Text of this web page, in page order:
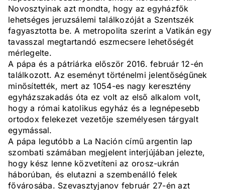
Novosztyinak azt mondta, hogy az egyházfők
lehetséges jeruzsálemi találkozóját a Szentszék
fagyasztotta be. A metropolita szerint a Vatikán egy
tavasszal megtartandó eszmecsere lehetőségét
mérlegelte.
A pápa és a pátriárka először 2016. február 12-én
találkozott. Az eseményt történelmi jelentőségűnek
minősítették, mert az 1054-es nagy keresztény
egyházszakadás óta ez volt az első alkalom volt,
hogy a római katolikus egyház és a legnépesebb
ortodox felekezet vezetője személyesen tárgyalt
egymással.
A pápa legutóbb a La Nación című argentin lap
szombati számában megjelent interjújában jelezte,
hogy kész lenne közvetíteni az orosz-ukrán
háborúban, és elutazni a szembenálló felek
fővárosába. Szevasztyjanov február 27-én azt